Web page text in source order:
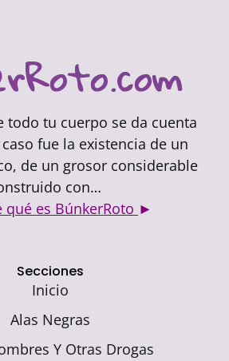
todo tu cuerpo se da cuenta
fue la existencia de un
de un grosor considerable
con…
qué es BúnkerRoto ►
Secciones
Inicio
Alas Negras
Y Otras Drogas